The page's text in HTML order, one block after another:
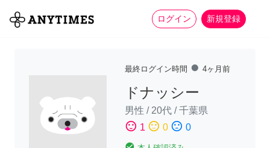
ログイン 新規登録
全て 家事 more_horiz
最終ログイン時間 fiber_manual_record 4ヶ月前
ドナッシー
男性 / 20代 /千葉県
sentiment_satisfied 1 sentiment_neutral 0 sentiment_dissatisfied 0